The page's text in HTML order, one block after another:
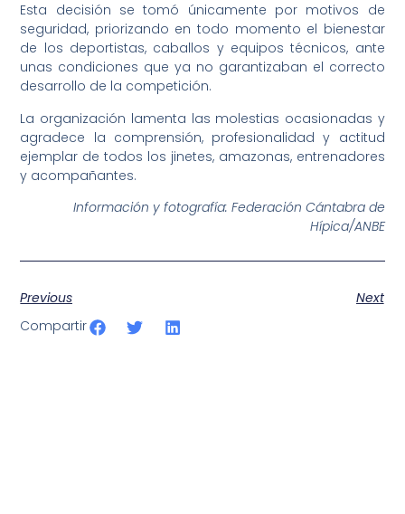
Esta decisión se tomó únicamente por motivos de
seguridad, priorizando en todo momento el bienestar
de los deportistas, caballos y equipos técnicos, ante
unas condiciones que ya no garantizaban el correcto
desarrollo de la competición.
La organización lamenta las molestias ocasionadas y
agradece la comprensión, profesionalidad y actitud
ejemplar de todos los jinetes, amazonas, entrenadores
y acompañantes.
Información y fotografía: Federación Cántabra de
Hípica/ANBE
Previous
Next
Compartir